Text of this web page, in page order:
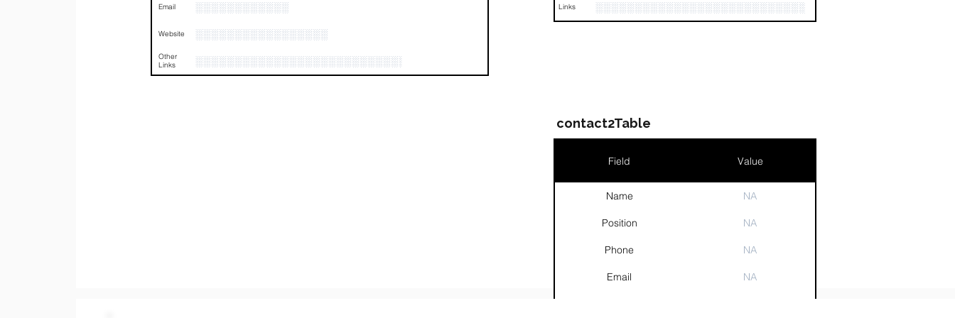
Email ░░░░░░░░░░░░
Website ░░░░░░░░░░░░░░░░░
Other
Links
░░░░░░░░░░░░░░░░░░░░░░░░░░░░░░░░░░░░░░░░
Links
contact2Table
Field Value
Name NA
Position NA
Phone NA
Email NA